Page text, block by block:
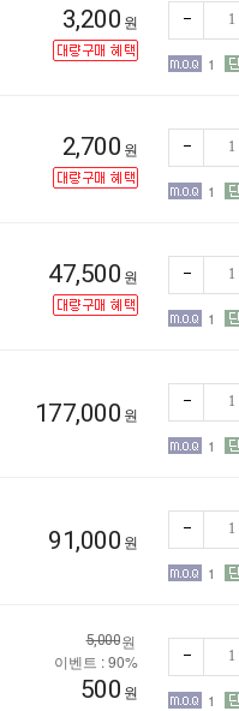
빼기
빼기
3,200 원
1
2,700 원
1
47,500 원
1
177,000 원
1
91,000 원
1
5,000원
이벤트 : 90%
500 원 1